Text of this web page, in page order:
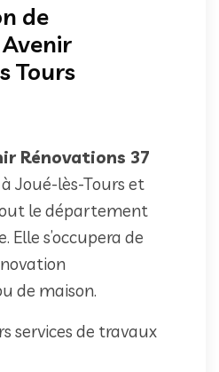
de
Tours
Rénovations 37
Joué-lès-Tours et
le département
Elle s’occupera de
de maison.
services de travaux